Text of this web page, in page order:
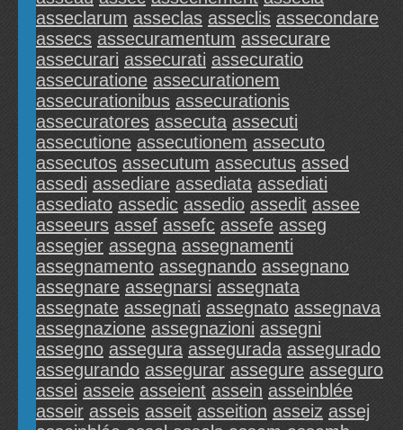
asseclarum asseclas asseclis assecondare
assecs assecuramentum assecurare
assecurari assecurati assecuratio
assecuratione assecurationem
assecurationibus assecurationis
assecuratores assecuta assecuti
assecutione assecutionem assecuto
assecutos assecutum assecutus assed
assedi assediare assediata assediati
assediato assedic assedio assedit assee
asseeurs assef assefc assefe asseg
assegier assegna assegnamenti
assegnamento assegnando assegnano
assegnare assegnarsi assegnata
assegnate assegnati assegnato assegnava
assegnazione assegnazioni assegni
assegno assegura assegurada assegurado
assegurando assegurar assegure asseguro
assei asseie asseient assein asseinblée
asseir asseis asseit asseition asseiz assej